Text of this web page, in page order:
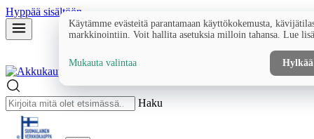
Hyppää sisältöön
Haku
Käytämme evästeitä parantamaan käyttökokemusta,
markkinointiin. Voit hallita asetuksia milloin tahansa. Lue
Mukauta valintaa Hylkää